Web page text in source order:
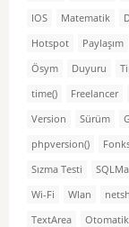
IOS
Matematik
Hotspot
Paylaşım
Ösym
Duyuru
time()
Freelancer
Version
Sürüm
phpversion()
Sızma Testi
Wi-Fi
Wlan netsh
TextArea
Otomatik